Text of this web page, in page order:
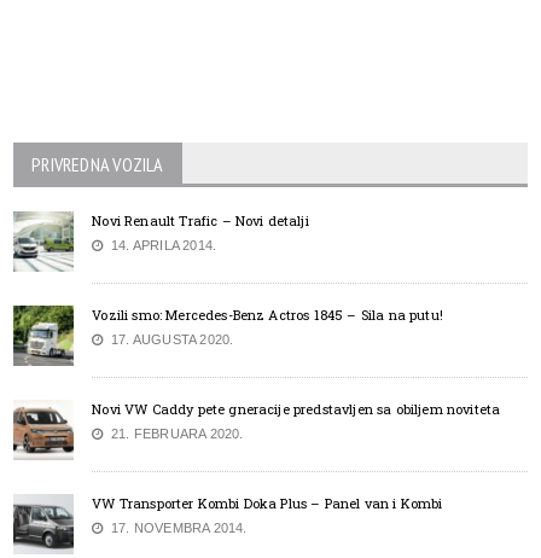
PRIVREDNA VOZILA
Novi Renault Trafic – Novi detalji
14. APRILA 2014.
Vozili smo: Mercedes-Benz Actros 1845 – Sila na putu!
17. AUGUSTA 2020.
Novi VW Caddy pete gneracije predstavljen sa obiljem noviteta
21. FEBRUARA 2020.
VW Transporter Kombi Doka Plus – Panel van i Kombi
17. NOVEMBRA 2014.